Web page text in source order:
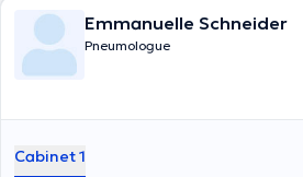
Emmanuelle Schneider
Pneumologue
Cabinet 1